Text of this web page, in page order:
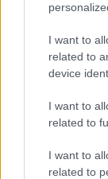
I want to
related to
device
I want to
related to
I want to
related to